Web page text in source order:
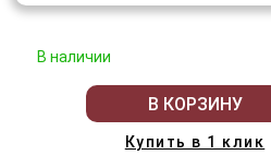
В наличии
В КОРЗИНУ
Купить в 1 клик